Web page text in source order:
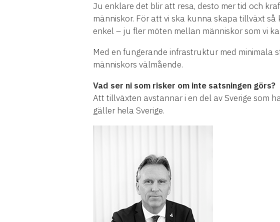
Ju enklare det blir att resa, desto mer tid och
människor. För att vi ska kunna skapa tillväxt
enkel – ju fler möten mellan människor som vi
Med en fungerande infrastruktur med minimala
människors välmående.
Vad ser ni som risker om inte satsningen görs?
Att tillväxten avstannar i en del av Sverige som
gäller hela Sverige.